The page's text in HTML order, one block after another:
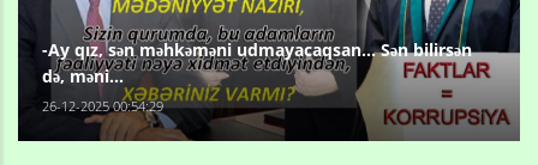
-Ay qız, sən məhkəməni udmayacaqsan... Sən bilirsən
də, məni...
26-12-2025 00:54:29